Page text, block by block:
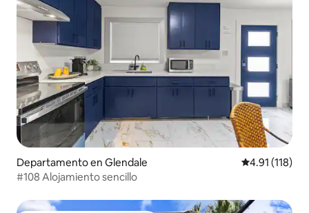
Departamento en Glendale Calificación
4.91 (118)
#108 Alojamiento sencillo